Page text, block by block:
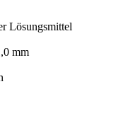
Lösungsmittel
mm